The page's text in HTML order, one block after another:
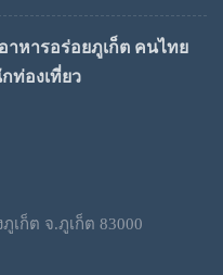
าหารอร่อยภูเก็ต คนไทย
ท่องเที่ยว
เก็ต จ.ภูเก็ต 83000